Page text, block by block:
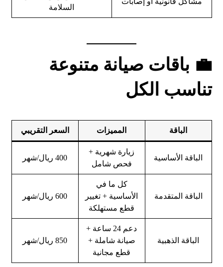
السلامة
💼 باقات صيانة متنوعة
تناسب الكل
الباقة المميزات السعر التقريبي
الباقة الأساسية
زيارة شهرية +
فحص شامل
400 ريال/شهر
الباقة المتقدمة
كل ما في
الأساسية + تغيير
قطع مستهلكة
600 ريال/شهر
الباقة الذهبية
دعم 24 ساعة +
صيانة شاملة +
قطع مجانية
850 ريال/شهر